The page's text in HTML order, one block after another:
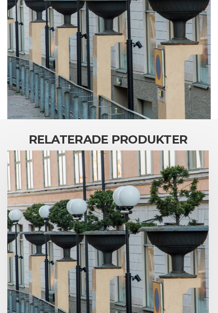
RELATERADE PRODUKTER